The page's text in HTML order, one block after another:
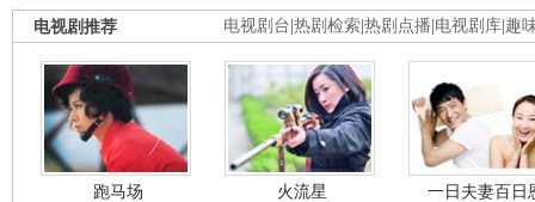
电视剧台 热剧检索 热剧点播 电视剧库 趣
电视剧推荐
跑马场 火流星 一日夫妻百日